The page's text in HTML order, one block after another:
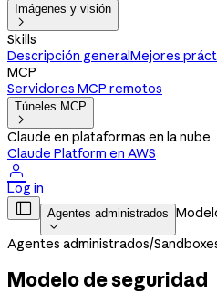
Imágenes y visión

Skills
Descripción generalMejores
MCP
Servidores MCP remotos
Túneles MCP

Claude en plataformas en la nube
Claude Platform en AWS

Log in
 Agentes administrados

Agentes administrados/
Modelo de seguridad